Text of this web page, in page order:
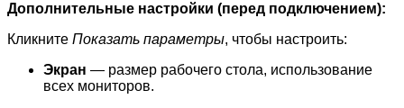
Дополнительные настройки (перед подключением):
Кликните Показать параметры, чтобы настроить:
Экран — размер рабочего стола, использование
всех мониторов.